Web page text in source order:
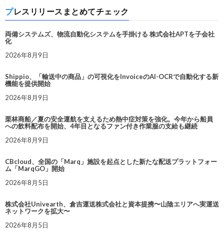
プレスリリースまとめてチェック
両備システムズ、物流自動化システムを手掛ける 株式会社APTを子会社
化
2026年8月9日
Shippio、「輸送中の商品」の可視化をInvoiceのAI-OCRで自動化する新
機能を提供開始
2026年8月9日
栗林商船／夏の安全運航を支えるため熱中症対策を強化。今年から船員
への飲料配布を開始、4年目となるファン付き作業服の支給も継続
2026年8月9日
CBcloud、全国の「Marq」施設を起点とした新たな配送プラットフォー
ム「MarqGO」開始
2026年8月5日
株式会社Univearth、倉吉運送株式会社と資本提携〜山陰エリアへ実運送
ネットワークを拡大〜
2026年8月5日